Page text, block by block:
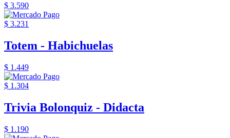
$ 3.590
$ 3.231
Totem - Habichuelas
$ 1.449
$ 1.304
Trivia Bolonquiz - Didacta
$ 1.190